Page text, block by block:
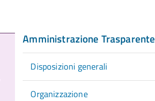
Amministrazione Trasparente
Disposizioni generali
Organizzazione